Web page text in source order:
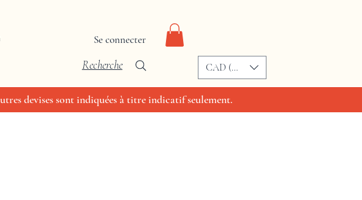
Se connecter
Recherche CAD (C$)
devises sont indiquées à titre indicatif seulement.